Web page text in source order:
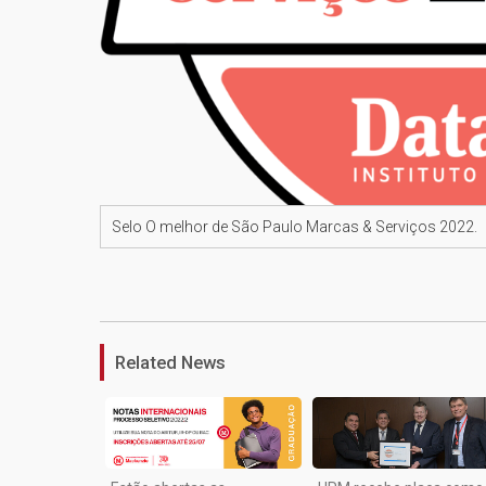
Selo O melhor de São Paulo Marcas & Serviços 2022.
Related News